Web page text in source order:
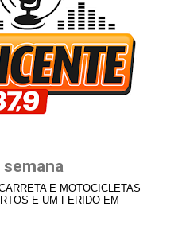
E MOTOCICLETAS
E UM FERIDO EM